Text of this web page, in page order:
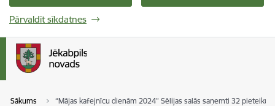
Pārvaldīt sīkdatnes
Sākums “Mājas kafejnīcu dienām 2024” Sēlijas salās saņemti 32